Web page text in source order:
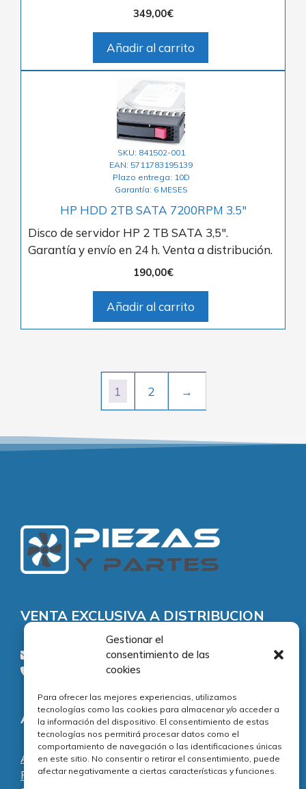
Gestionar el
consentimiento de las
cookies
Para ofrecer las mejores experiencias, utilizamos
tecnologías como las cookies para almacenar y/o acceder a
la información del dispositivo. El consentimiento de estas
tecnologías nos permitirá procesar datos como el
comportamiento de navegación o las identificaciones únicas
en este sitio. No consentir o retirar el consentimiento, puede
afectar negativamente a ciertas características y funciones.
349,00€
Añadir al carrito
SKU: 841502-001
EAN: 5711783195139
Plazo entrega: 10D
Garantía: 6 MESES
HP HDD 2TB SATA 7200RPM 3.5″
Disco de servidor HP 2 TB SATA 3,5″.
Garantía y envío en 24 h. Venta a distribución.
190,00€
Añadir al carrito
1 2 →
VENTA EXCLUSIVA A DISTRIBUCION
consultas@piezasypartes.es
Tel.: 91 811 73 02
Adecuación normativa
Aviso legal
Política de privacidad